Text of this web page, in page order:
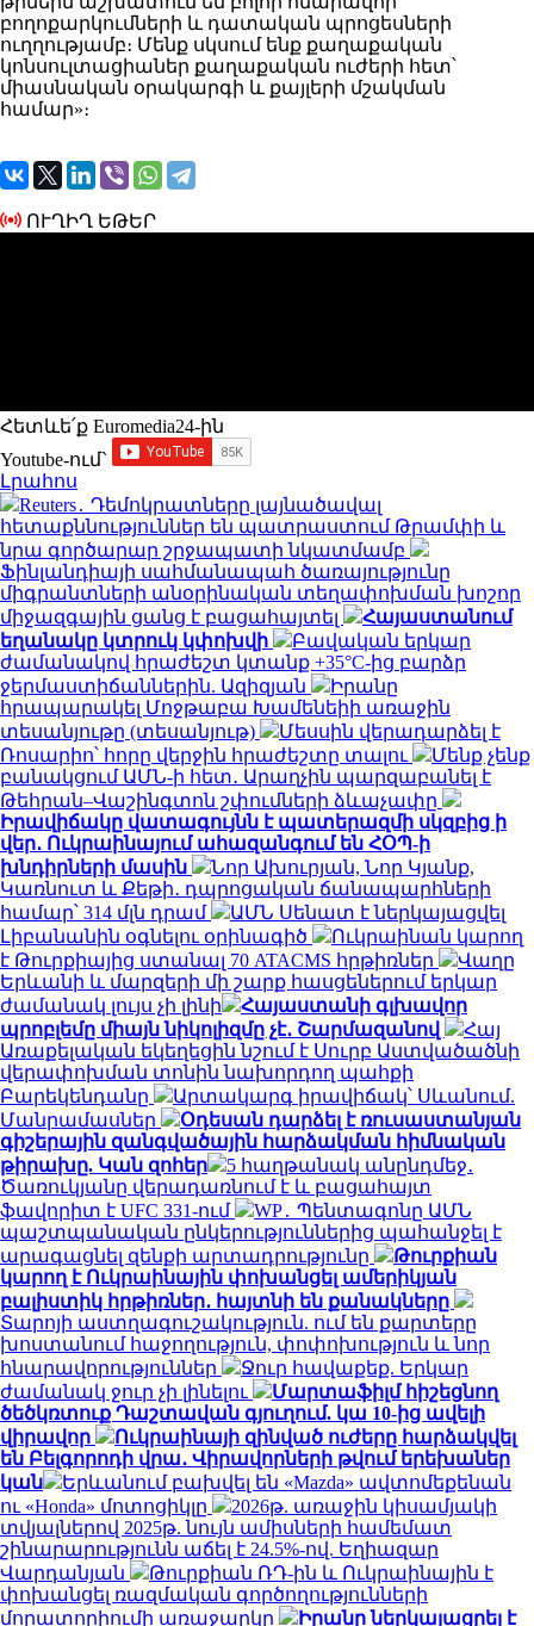
բողոքարկումների և դատական պրոցեսների
ուղղությամբ։ Մենք սկսում ենք քաղաքական
կոնսուլտացիաներ քաղաքական ուժերի հետ՝
միասնական օրակարգի և քայլերի մշակման
համար»։
ՈՒՂԻՂ ԵԹԵՐ
Հետևե՛ք Euromedia24-ին
Youtube-ում`
Լրահոս
Reuters․ Դեմոկրատները լայնածավալ
հետաքննություններ են պատրաստում Թրամփի և
նրա գործարար շրջապատի նկատմամբ
Ֆինլանդիայի սահմանապահ ծառայությունը
միգրանտների անօրինական տեղափոխման խոշոր
միջազգային ցանց է բացահայտել
Հայաստանում
եղանակը կտրուկ կփոխվի
Բավական երկար
ժամանակով հրաժեշտ կտանք +35°C-ից բարձր
ջերմաստիճաններին. Ազիզյան
Իրանը
հրապարակել Մոջթաբա Խամենեիի առաջին
տեսանյութը (տեսանյութ)
Մեսսին վերադարձել է
Ռոսարիո՝ հորը վերջին հրաժեշտը տալու
Մենք չենք
բանակցում ԱՄՆ-ի հետ․ Արաղչին պարզաբանել է
Թեհրան–Վաշինգտոն շփումների ձևաչափը
Իրավիճակը վատագույնն է պատերազմի սկզբից ի
վեր․ Ուկրաինայում ահազանգում են ՀՕՊ-ի
խնդիրների մասին
Նոր Ախուրյան, Նոր Կյանք,
Կառնուտ և Քեթի․ դպրոցական ճանապարհների
համար՝ 314 մլն դրամ
ԱՄՆ Սենատ է ներկայացվել
Լիբանանին օգնելու օրինագիծ
Ուկրաինան կարող
է Թուրքիայից ստանալ 70 ATACMS հրթիռներ
Վաղը
Երևանի և մարզերի մի շարք հասցեներում երկար
ժամանակ լույս չի լինի
Հայաստանի գլխավոր
պրոբլեմը միայն նիկոլիզմը չէ․ Շարմազանով
Հայ
Առաքելական եկեղեցին նշում է Սուրբ Աստվածածնի
վերափոխման տոնին նախորդող պահքի
Բարեկենդանը
Արտակարգ իրավիճակ՝ Սևանում.
Մանրամասներ
Օդեսան դարձել է ռուսաստանյան
գիշերային զանգվածային հարձակման հիմնական
թիրախը. Կան զոհեր
5 հաղթանակ անընդմեջ․
Ծառուկյանը վերադառնում է և բացահայտ
ֆավորիտ է UFC 331-ում
WP․ Պենտագոնը ԱՄՆ
պաշտպանական ընկերություններից պահանջել է
արագացնել զենքի արտադրությունը
Թուրքիան
կարող է Ուկրաինային փոխանցել ամերիկյան
բալիստիկ հրթիռներ․ հայտնի են քանակները
Տարոյի աստղագուշակություն. ում են քարտերը
խոստանում հաջողություն, փոփոխություն և նոր
հնարավորություններ
Ջուր հավաքեք. Երկար
ժամանակ ջուր չի լինելու
Մարտաֆիլմ հիշեցնող
ծեծկռտուք Դաշտավան գյուղում. կա 10-ից ավելի
վիրավոր
Ուկրաինայի զինված ուժերը հարձակվել
են Բելգորոդի վրա․ Վիրավորների թվում երեխաներ
կան
Երևանում բախվել են «Mazda» ավտոմեքենան
ու «Honda» մոտոցիկլը
2026թ. առաջին կիսամյակի
տվյալներով 2025թ. նույն ամիսների համեմատ
շինարարությունն աճել է 24.5%-ով. Եղիազար
Վարդանյան
Թուրքիան ՌԴ-ին և Ուկրաինային է
փոխանցել ռազմական գործողությունների
մորատորիումի առաջարկը
Իրանը ներկայացրել է